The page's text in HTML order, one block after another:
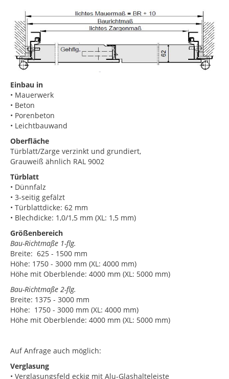
Einbau in
• Mauerwerk
• Beton
• Porenbeton
• Leichtbauwand
Oberfläche
Türblatt/Zarge verzinkt und grundiert,
Grauweiß ähnlich RAL 9002
Türblatt
• Dünnfalz
• 3-seitig gefälzt
• Türblattdicke: 62 mm
• Blechdicke: 1,0/1,5 mm (XL: 1,5 mm)
Größenbereich
Bau-Richtmaße 1-flg.
Breite: 625 - 1500 mm
Höhe: 1750 - 3000 mm (XL: 4000 mm)
Höhe mit Oberblende: 4000 mm (XL: 5000 mm)
Bau-Richtmaße 2-flg.
Breite: 1375 - 3000 mm
Höhe: 1750 - 3000 mm (XL: 4000 mm)
Höhe mit Oberblende: 4000 mm (XL: 5000 mm)
Auf Anfrage auch möglich:
Verglasung
• Verglasungsfeld eckig mit Alu-Glashalteleiste